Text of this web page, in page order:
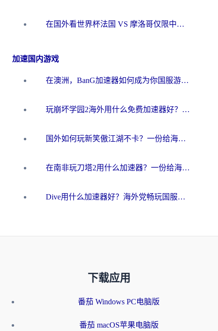
在国外看世界杯法国 VS 摩洛哥仅限中国大陆？海外党这样看中文解说赛事不卡顿
加速国内游戏
在澳洲，BanG加速器如何成为你国服游戏的“时光机”？
玩崩坏学园2海外用什么免费加速器好？2026海外党亲测国服游戏加速指南
国外如何玩新笑傲江湖不卡？一份给海外游子的终极网络指南
在南非玩刀塔2用什么加速器？一份给海外游子的终极生存指南
Dive用什么加速器好？海外党畅玩国服游戏的终极避坑指南
下载应用
番茄 Windows PC电脑版
番茄 macOS苹果电脑版